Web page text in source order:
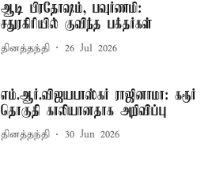
ஆடி பிரதோஷம், பவுர்ணமி:
சதுரகிரியில் குவிந்த பக்தர்கள்
தினத்தந்தி 26 Jul 2026
எம்.ஆர்.விஜயபாஸ்கர் ராஜினாமா: கரூர்
தொகுதி காலியானதாக அறிவிப்பு
தினத்தந்தி 30 Jun 2026